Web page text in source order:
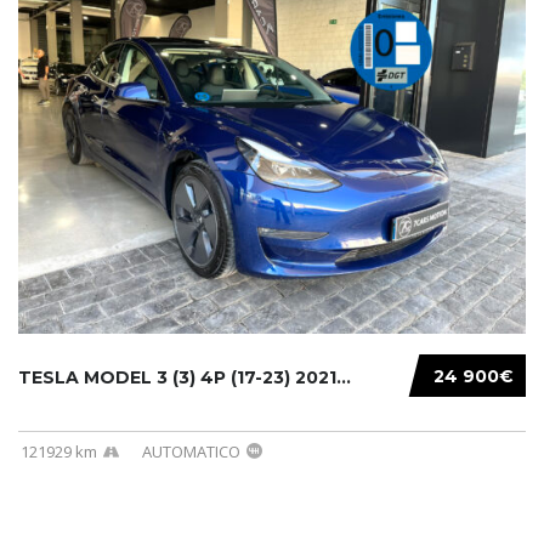
24 900€
TESLA MODEL 3 (3) 4P (17-23) 2021...
121929 km AUTOMATICO